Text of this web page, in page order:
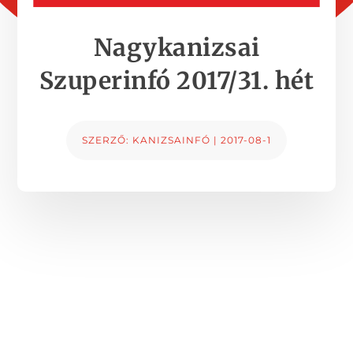
Nagykanizsai
Szuperinfó 2017/31. hét
SZERZŐ: KANIZSAINFÓ | 2017-08-1